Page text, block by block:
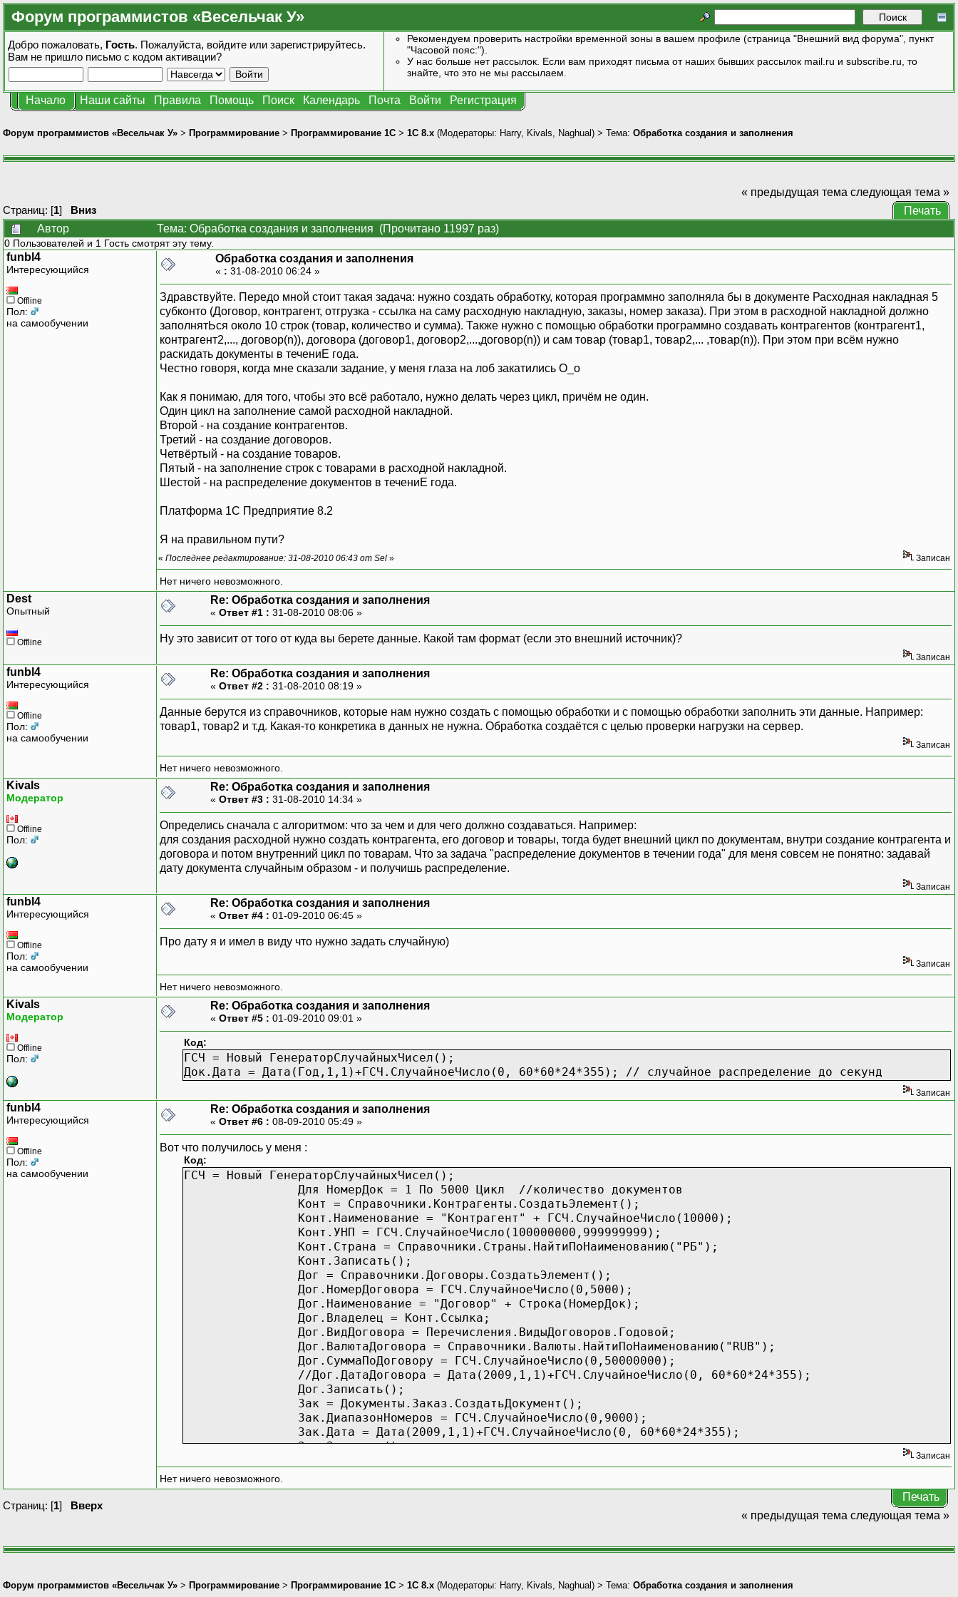
Форум программистов «Весельчак У»
Добро пожаловать, Гость. Пожалуйста, войдите или зарегистрируйтесь.
Вам не пришло письмо с кодом активации?
Рекомендуем проверить настройки временной зоны в вашем профиле (страница "Внешний вид форума", пункт
"Часовой пояс:").
У нас больше нет рассылок. Если вам приходят письма от наших бывших рассылок mail.ru и subscribe.ru, то
знайте, что это не мы рассылаем.
Начало Наши сайты Правила Помощь Поиск Календарь Почта Войти Регистрация
Форум программистов «Весельчак У» > Программирование > Программирование 1С > 1С 8.x (Модераторы: Harry, Kivals Naghual) > Тема: Обработка создания и заполнения
Страниц: [1] Вниз
« предыдущая тема следующая тема »
Печать
Автор
Тема: Обработка создания и заполнения (Прочитано 11997 раз)
0 Пользователей и 1 Гость смотрят эту тему.
funbl4
Интересующийся
Offline
Пол:
на самообучении
Обработка создания и заполнения
« : 31-08-2010 06:24 »
Здравствуйте. Передо мной стоит такая задача: нужно создать обработку, которая программно заполняла бы в документе Расходная накладная 5
субконто (Договор, контрагент, отгрузка - ссылка на саму расходную накладную, заказы, номер заказа). При этом в расходной накладной должно
заполнятЬся около 10 строк (товар, количество и сумма). Также нужно с помощью обработки программно создавать контрагентов (контрагент1,
контрагент2,..., договор(n)), договора (договор1, договор2,...,договор(n)) и сам товар (товар1, товар2,... ,товар(n)). При этом при всём нужно
раскидать документы в течениЕ года.
Честно говоря, когда мне сказали задание, у меня глаза на лоб закатились О_о
Как я понимаю, для того, чтобы это всё работало, нужно делать через цикл, причём не один.
Один цикл на заполнение самой расходной накладной.
Второй - на создание контрагентов.
Третий - на создание договоров.
Четвёртый - на создание товаров.
Пятый - на заполнение строк с товарами в расходной накладной.
Шестой - на распределение документов в течениЕ года.
Платформа 1С Предприятие 8.2
Я на правильном пути?
« Последнее редактирование: 31-08-2010 06:43 от Sel » Записан
Нет ничего невозможного.
Dest
Опытный
Offline
Re: Обработка создания и заполнения
« Ответ #1 : 31-08-2010 08:06 »
Ну это зависит от того от куда вы берете данные. Какой там формат (если это внешний источник)?
Записан
funbl4
Интересующийся
Offline
Пол:
на самообучении
Re: Обработка создания и заполнения
« Ответ #2 : 31-08-2010 08:19 »
Данные берутся из справочников, которые нам нужно создать с помощью обработки и с помощью обработки заполнить эти данные. Например:
товар1, товар2 и т.д. Какая-то конкретика в данных не нужна. Обработка создаётся с целью проверки нагрузки на сервер.
Записан
Нет ничего невозможного.
Kivals
Модератор
Offline
Пол:
Re: Обработка создания и заполнения
« Ответ #3 : 31-08-2010 14:34 »
Определись сначала с алгоритмом: что за чем и для чего должно создаваться. Например:
для создания расходной нужно создать контрагента, его договор и товары, тогда будет внешний цикл по документам, внутри создание контрагента и
договора и потом внутренний цикл по товарам. Что за задача "распределение документов в течении года" для меня совсем не понятно: задавай
дату документа случайным образом - и получишь распределение.
Записан
funbl4
Интересующийся
Offline
Пол:
на самообучении
Re: Обработка создания и заполнения
« Ответ #4 : 01-09-2010 06:45 »
Про дату я и имел в виду что нужно задать случайную)
Записан
Нет ничего невозможного.
Kivals
Модератор
Offline
Пол:
Re: Обработка создания и заполнения
« Ответ #5 : 01-09-2010 09:01 »
Код:
ГСЧ = Новый ГенераторСлучайныхЧисел();
Док.Дата = Дата(Год,1,1)+ГСЧ.СлучайноеЧисло(0, 60*60*24*355); // случайное распределение до секунд
Записан
funbl4
Интересующийся
Offline
Пол:
на самообучении
Re: Обработка создания и заполнения
« Ответ #6 : 08-09-2010 05:49 »
Вот что получилось у меня :
Код:
ГСЧ = Новый ГенераторСлучайныхЧисел();
Для НомерДок = 1 По 5000 Цикл //количество документов
Конт = Справочники.Контрагенты.СоздатьЭлемент();
Конт.Наименование = "Контрагент" + ГСЧ.СлучайноеЧисло(10000);
Конт.УНП = ГСЧ.СлучайноеЧисло(100000000,999999999);
Конт.Страна = Справочники.Страны.НайтиПоНаименованию("РБ");
Конт.Записать();
Дог = Справочники.Договоры.СоздатьЭлемент();
Дог.НомерДоговора = ГСЧ.СлучайноеЧисло(0,5000);
Дог.Наименование = "Договор" + Строка(НомерДок);
Дог.Владелец = Конт.Ссылка;
Дог.ВидДоговора = Перечисления.ВидыДоговоров.Годовой;
Дог.ВалютаДоговора = Справочники.Валюты.НайтиПоНаименованию("RUB");
Дог.СуммаПоДоговору = ГСЧ.СлучайноеЧисло(0,50000000);
//Дог.ДатаДоговора = Дата(2009,1,1)+ГСЧ.СлучайноеЧисло(0, 60*60*24*355);
Дог.Записать();
Зак = Документы.Заказ.СоздатьДокумент();
Зак.ДиапазонНомеров = ГСЧ.СлучайноеЧисло(0,9000);
Зак.Дата = Дата(2009,1,1)+ГСЧ.СлучайноеЧисло(0, 60*60*24*355);
Зак.Записать();
НовДок.Грузополучатель = Конт.Ссылка;
НовДок.Валюта = Справочники.Валюты.НайтиПоНаименованию(Неопределено);
НовДок.Дата = Дата(2010,1,1)+ГСЧ.СлучайноеЧисло(0, 60*60*24*355);
НовСтр.НомерЗаказа = НомерСтроки+ГСЧ.СлучайноеЧисло(0,1000);
Записан
Нет ничего невозможного.
Страниц: [1] Вверх
Печать
« предыдущая тема следующая тема »
Форум программистов «Весельчак У» > Программирование > Программирование 1С > 1С 8.x (Модераторы: Harry, Kivals Naghual) > Тема: Обработка создания и заполнения